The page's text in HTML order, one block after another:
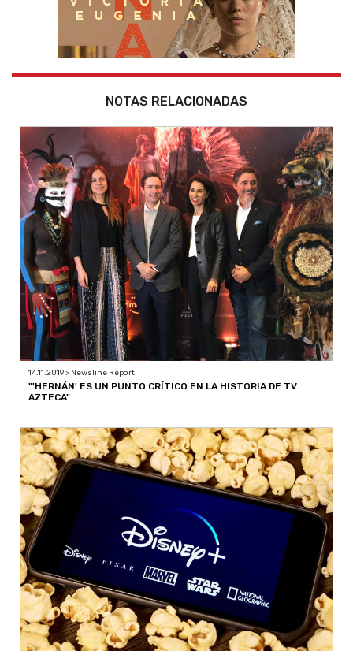
NOTAS RELACIONADAS
14.11.2019 > Newsline Report
"'HERNÁN' ES UN PUNTO CRÍTICO EN LA HISTORIA DE TV
AZTECA"